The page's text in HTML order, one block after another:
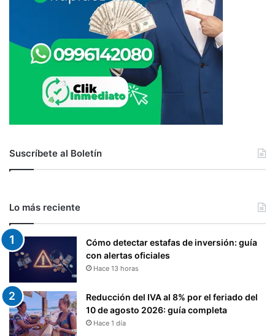
Suscríbete al Boletín
Lo más reciente
Cómo detectar estafas de inversión: guía
con alertas oficiales
Hace 13 horas
Reducción del IVA al 8% por el feriado del
10 de agosto 2026: guía completa
Hace 1 día